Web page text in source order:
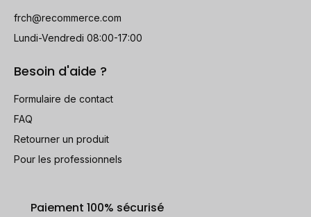
frch@recommerce.com
Lundi-Vendredi 08:00-17:00
Besoin d'aide ?
Formulaire de contact
FAQ
Retourner un produit
Pour les professionnels
Paiement 100% sécurisé